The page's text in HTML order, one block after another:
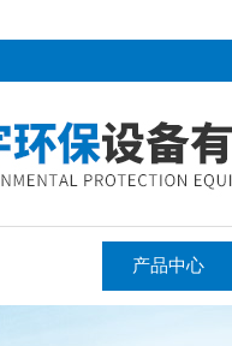
产品中心